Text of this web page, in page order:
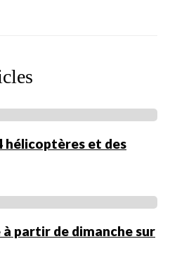
hélicoptères et des
partir de dimanche sur